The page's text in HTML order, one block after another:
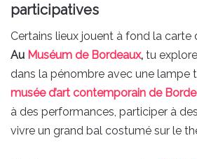
participatives
Certains lieux jouent à fond la carte
Au Muséum de Bordeaux, tu
dans la pénombre avec une lampe
musée d’art contemporain de
à des performances, participer à
vivre un grand bal costumé sur le